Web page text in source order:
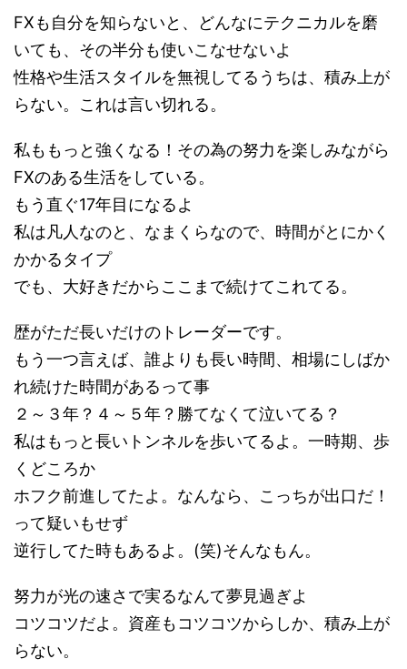
FXも自分を知らないと、どんなにテクニカルを磨
いても、その半分も使いこなせないよ
性格や生活スタイルを無視してるうちは、積み上が
らない。これは言い切れる。
私ももっと強くなる！その為の努力を楽しみながら
FXのある生活をしている。
もう直ぐ17年目になるよ
私は凡人なのと、なまくらなので、時間がとにかく
かかるタイプ
でも、大好きだからここまで続けてこれてる。
歴がただ長いだけのトレーダーです。
もう一つ言えば、誰よりも長い時間、相場にしばか
れ続けた時間があるって事
２～３年？４～５年？勝てなくて泣いてる？
私はもっと長いトンネルを歩いてるよ。一時期、歩
くどころか
ホフク前進してたよ。なんなら、こっちが出口だ！
って疑いもせず
逆行してた時もあるよ。(笑)そんなもん。
努力が光の速さで実るなんて夢見過ぎよ
コツコツだよ。資産もコツコツからしか、積み上が
らない。